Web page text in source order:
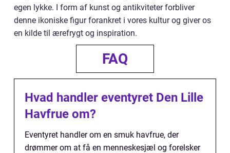
egen lykke. I form af kunst og antikviteter forbliver
denne ikoniske figur forankret i vores kultur og giver os
en kilde til ærefrygt og inspiration.
FAQ
Hvad handler eventyret Den Lille
Havfrue om?
Eventyret handler om en smuk havfrue, der
drømmer om at få en menneskesjæl og forelsker